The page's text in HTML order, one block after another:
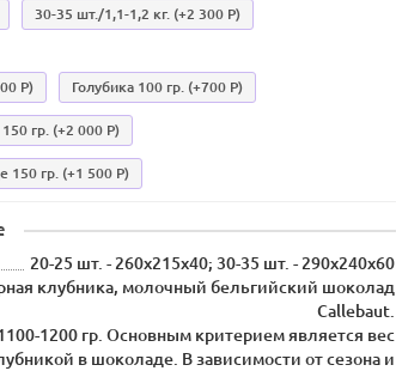
30-35 шт./1,1-1,2 кг. (+2 300 Р)
Р) Голубика 100 гр. (+700 Р)
гр. (+2 000 Р)
150 гр. (+1 500 Р)
20-25 шт. - 260х215х40; 30-35 шт. - 290х240х60
клубника, молочный бельгийский шоколад
Callebaut.
1200 гр. Основным критерием является вес
в шоколаде. В зависимости от сезона и